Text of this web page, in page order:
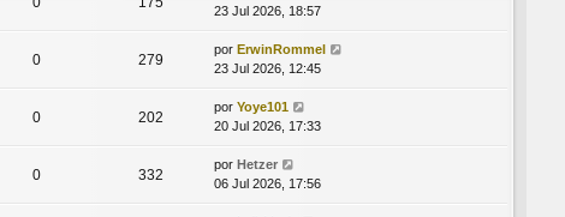
23 Jul 2026, 18:57
0 279
por ErwinRommel
23 Jul 2026, 12:45
0 202
por Yoye101
20 Jul 2026, 17:33
0 332
por Hetzer
06 Jul 2026, 17:56